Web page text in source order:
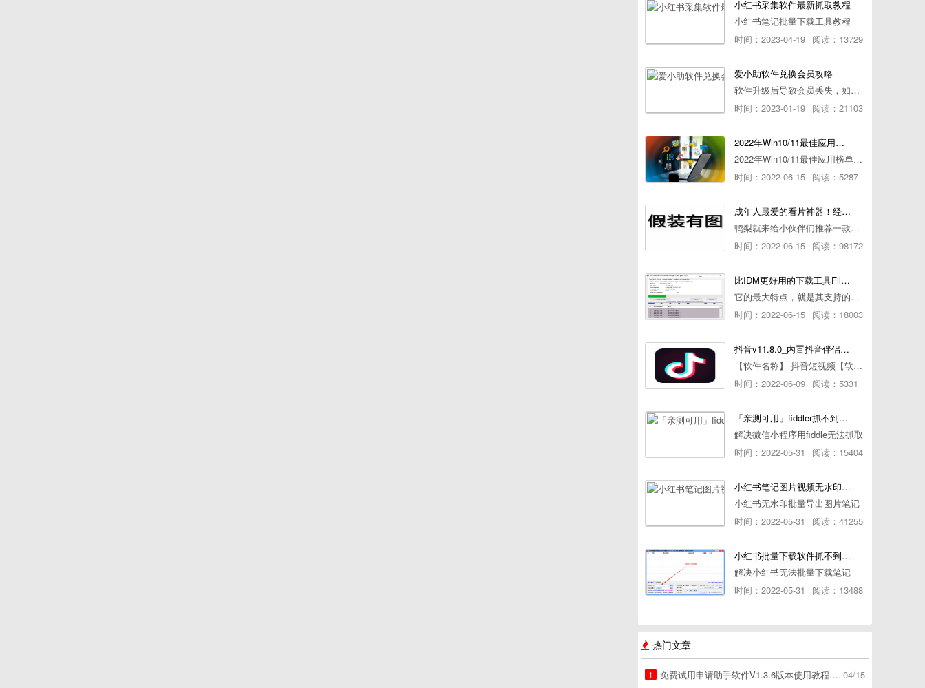
小红书采集软件最新抓取教程
小红书笔记批量下载工具教程
时间：2023-04-19 阅读：13729
爱小助软件兑换会员攻略
软件升级后导致会员丢失，如何快速兑换会员详细攻略
时间：2023-01-19 阅读：21103
2022年Win10/11最佳应用榜单出炉！ 你都用过几个？
2022年Win10/11最佳应用榜单出炉！ 你都用过几个？
时间：2022-06-15 阅读：5287
成年人最爱的看片神器！经久耐用-白嫖全网资源
鸭梨就来给小伙伴们推荐一款经久耐用的良心播放器，资源齐全无广告，可以放心使用~
时间：2022-06-15 阅读：98172
比IDM更好用的下载工具File Centipede文件蜈蚣-秒杀迅雷-直接飞起！
它的最大特点，就是其支持的下载协议几乎是市面上最全面的，包括HTTP/FTP、BT种子、磁力链接，m3u8流任务（AES-128解密）。
时间：2022-06-15 阅读：18003
抖音v11.8.0_内置抖音伴侣/视频去水印
【软件名称】 抖音短视频【软件版本】 11.8.0【软件大小】 83.74M【是否Root】不需要【测试机型】PCML10 [oppo Reno Ace]【文字介绍】 抖音短视频app是一款很有意思娱
时间：2022-06-09 阅读：5331
「亲测可用」fiddler抓不到pc端微信小程序包解决方案
解决微信小程序用fiddle无法抓取
时间：2022-05-31
阅读：15404
小红书笔记图片视频无水印批量下载软件使用教程
小红书无水印批量导出图片笔记
时间：2022-05-31
阅读：41255
小红书批量下载软件抓不到authorId如何解决
解决小红书无法批量下载笔记
时间：2022-05-31
阅读：13488
热门文章
04/15
1
免费试用申请助手软件V1.3.6版本使用教程，免费领空调冰箱，附下载地址